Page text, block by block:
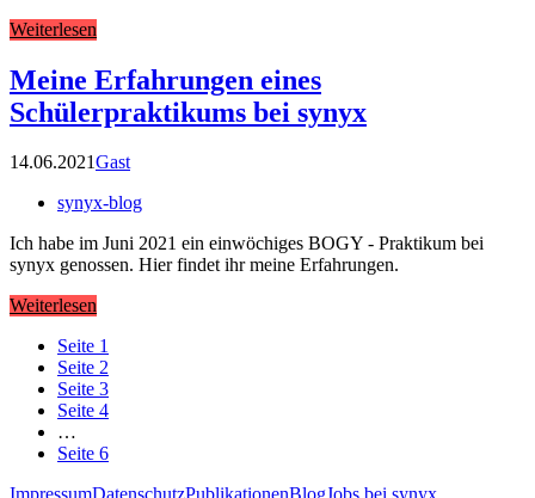
Weiterlesen
Meine Erfahrungen eines
Schülerpraktikums bei synyx
14.06.2021Gast
synyx-blog
Ich habe im Juni 2021 ein einwöchiges BOGY - Praktikum bei
synyx genossen. Hier findet ihr meine Erfahrungen.
Weiterlesen
Seite 1
Seite 2
Seite 3
Seite 4
…
Seite 6